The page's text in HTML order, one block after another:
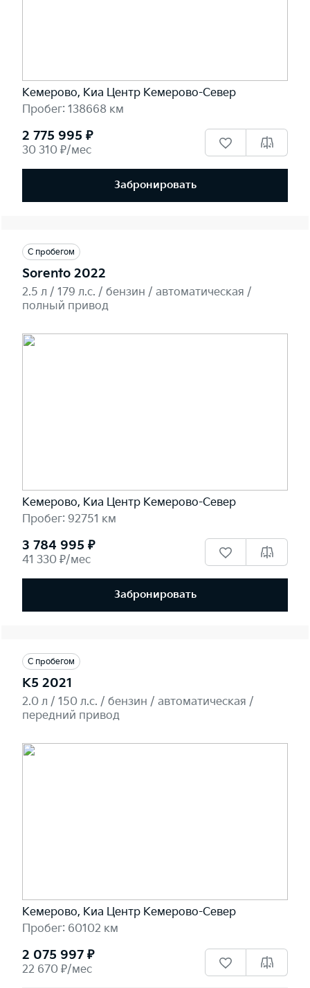
Кемерово, Киа Центр Кемерово-Север
Пробег: 138668 км
2 775 995 ₽
30 310 ₽/мес
Забронировать
С пробегом
Sorento 2022
2.5 л / 179 л.c. / бензин / автоматическая /
полный привод
Кемерово, Киа Центр Кемерово-Север
Пробег: 92751 км
3 784 995 ₽
41 330 ₽/мес
Забронировать
С пробегом
K5 2021
2.0 л / 150 л.c. / бензин / автоматическая /
передний привод
Кемерово, Киа Центр Кемерово-Север
Пробег: 60102 км
2 075 997 ₽
22 670 ₽/мес